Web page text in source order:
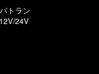
トラン
24V